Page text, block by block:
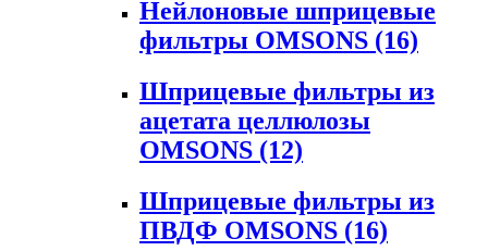
Нейлоновые шприцевые
фильтры OMSONS (16)
Шприцевые фильтры из
ацетата целлюлозы
OMSONS (12)
Шприцевые фильтры из
ПВДФ OMSONS (16)